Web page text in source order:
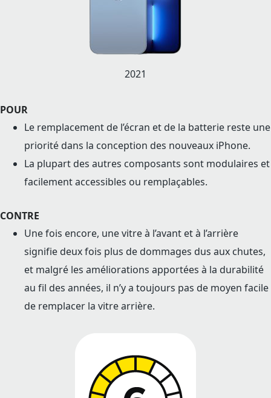
2021
POUR
Le remplacement de l’écran et de la batterie reste une
priorité dans la conception des nouveaux iPhone.
La plupart des autres composants sont modulaires et
facilement accessibles ou remplaçables.
CONTRE
Une fois encore, une vitre à l’avant et à l’arrière
signifie deux fois plus de dommages dus aux chutes,
et malgré les améliorations apportées à la durabilité
au fil des années, il n’y a toujours pas de moyen facile
de remplacer la vitre arrière.